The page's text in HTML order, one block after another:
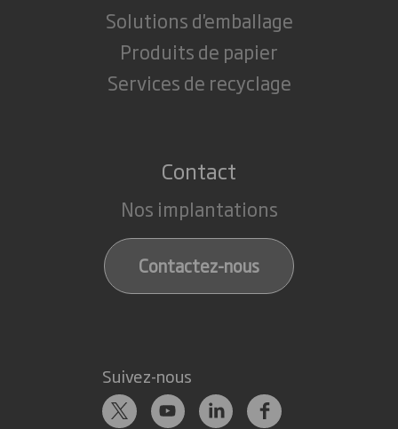
Solutions d'emballage
Produits de papier
Services de recyclage
Contact
Nos implantations
Contactez-nous
Suivez-nous